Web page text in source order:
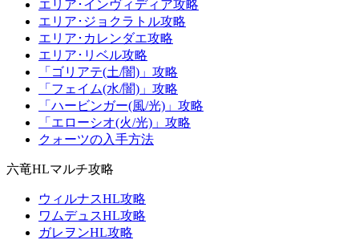
エリア･インヴィディア攻略
エリア･ジョクラトル攻略
エリア･カレンダエ攻略
エリア･リベル攻略
「ゴリアテ(土/闇)」攻略
「フェイム(水/闇)」攻略
「ハービンガー(風/光)」攻略
「エローシオ(火/光)」攻略
クォーツの入手方法
六竜HLマルチ攻略
ウィルナスHL攻略
ワムデュスHL攻略
ガレヲンHL攻略